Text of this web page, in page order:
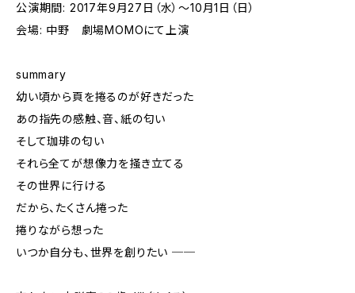
公演期間: 2017年9月27日（水）～10月1日（日）
会場: 中野 劇場MOMOにて上演
summary
幼い頃から頁を捲るのが好きだった
あの指先の感触、音、紙の匂い
そして珈琲の匂い
それら全てが想像力を掻き立てる
その世界に行ける
だから、たくさん捲った
捲りながら想った
いつか自分も、世界を創りたい ──